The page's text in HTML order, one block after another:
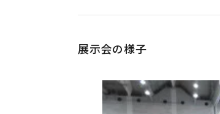
展示会の様子